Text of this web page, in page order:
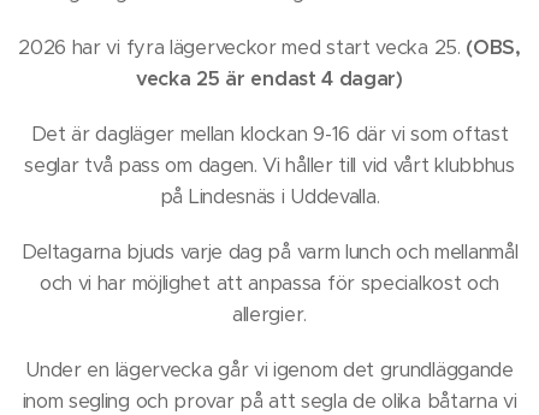
2026 har vi fyra lägerveckor med start vecka 25. (OBS,
vecka 25 är endast 4 dagar)
Det är dagläger mellan klockan 9-16 där vi som oftast
seglar två pass om dagen. Vi håller till vid vårt klubbhus
på Lindesnäs i Uddevalla.
Deltagarna bjuds varje dag på varm lunch och mellanmål
och vi har möjlighet att anpassa för specialkost och
allergier.
Under en lägervecka går vi igenom det grundläggande
inom segling och provar på att segla de olika båtarna vi